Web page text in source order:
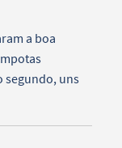
a boa
segundo, uns